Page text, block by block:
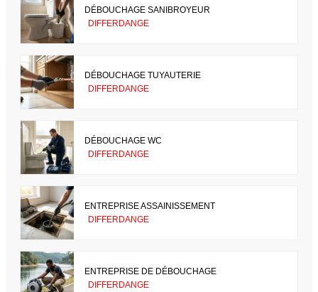
DÉBOUCHAGE SANIBROYEUR
DIFFERDANGE
DÉBOUCHAGE TUYAUTERIE
DIFFERDANGE
DÉBOUCHAGE WC
DIFFERDANGE
ENTREPRISE ASSAINISSEMENT
DIFFERDANGE
ENTREPRISE DE DÉBOUCHAGE
DIFFERDANGE